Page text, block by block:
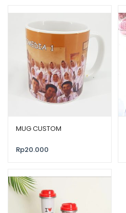
MUG CUSTOM
Rp20.000